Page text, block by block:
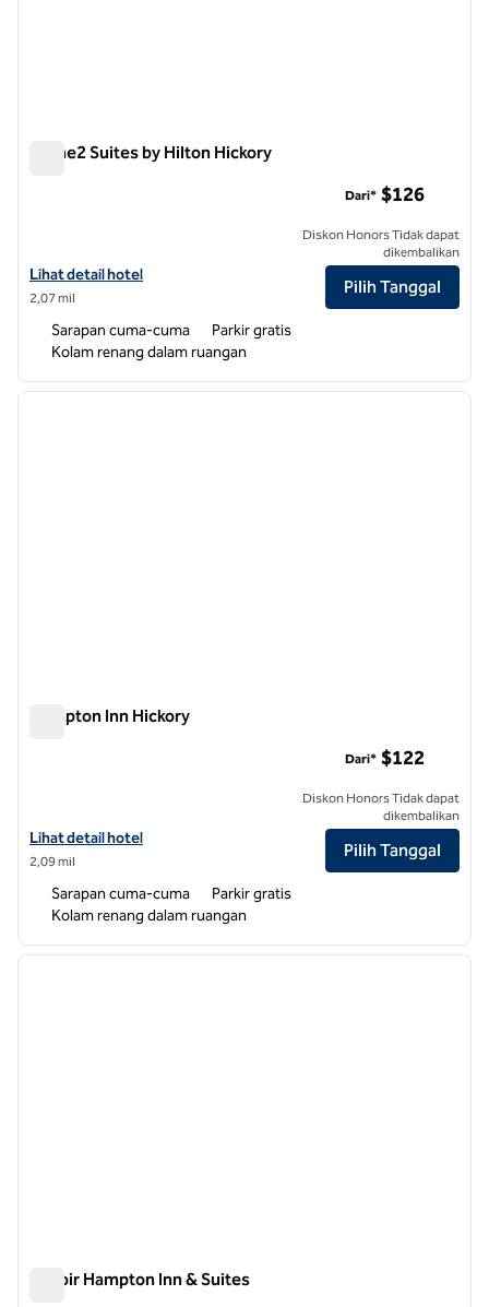
Home2 Suites by Hilton Hickory
Lihat detail hotel untuk Home2 Suites by Hilton Hickory
Lihat detail hotel
2,07 mil
Dari* $126
Diskon Honors Tidak dapat
dikembalikan
Pilih Tanggal
Sarapan cuma-cuma
Parkir gratis
Kolam renang dalam ruangan
1 dari 12
Hampton Inn Hickory
Lihat detail hotel untuk Hampton Inn Hickory
Lihat detail hotel
2,09 mil
Dari* $122
Diskon Honors Tidak dapat
dikembalikan
Pilih Tanggal
Sarapan cuma-cuma
Parkir gratis
Kolam renang dalam ruangan
1 dari 12
Lenoir Hampton Inn & Suites